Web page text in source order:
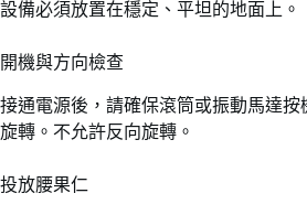
設備必須放置在穩定、平坦的地面上。
開機與方向檢查
接通電源後，請確保滾筒或振動馬達
旋轉。不允許反向旋轉。
投放腰果仁